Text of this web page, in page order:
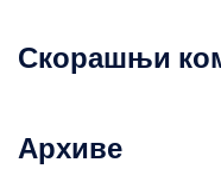
Скорашњи
Архиве